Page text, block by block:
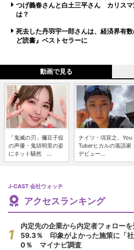
つげ義春さんと白土三平さん カリスマ
は？
死去した丹羽宇一郎さんは、経済界有
ど読書』ベストセラーに
動画で見る
「鬼滅の刃」禰豆子役
の声優・鬼頭明里の姿
にネット騒然 ...
ナイツ・塙宣之、You
Tuberヒカルの落語家
デビュー...
J-CAST 会社ウォッチ
アクセスランキング
内定先の企業から内定者フォロー
59.3％ 印象がよかった施策に「
0％ マイナビ調査